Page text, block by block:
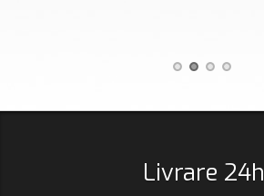
Livrare 24h